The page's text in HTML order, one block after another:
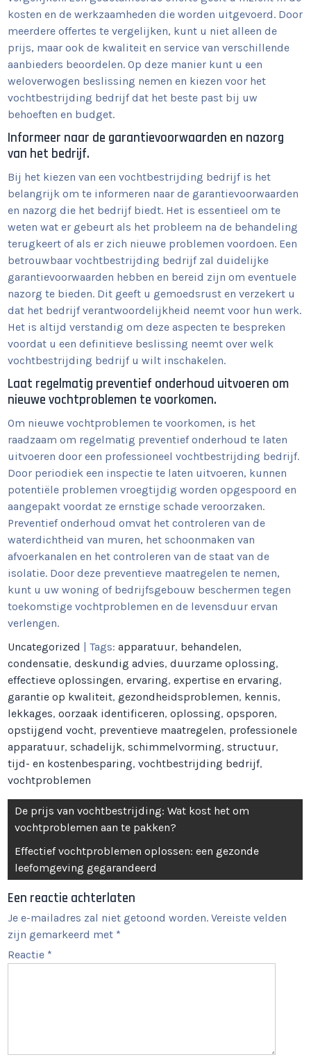
kosten en de werkzaamheden die worden uitgevoerd. Door
meerdere offertes te vergelijken, kunt u niet alleen de
prijs, maar ook de kwaliteit en service van verschillende
aanbieders beoordelen. Op deze manier kunt u een
weloverwogen beslissing nemen en kiezen voor het
vochtbestrijding bedrijf dat het beste past bij uw
behoeften en budget.
Informeer naar de garantievoorwaarden en nazorg
van het bedrijf.
Bij het kiezen van een vochtbestrijding bedrijf is het
belangrijk om te informeren naar de garantievoorwaarden
en nazorg die het bedrijf biedt. Het is essentieel om te
weten wat er gebeurt als het probleem na de behandeling
terugkeert of als er zich nieuwe problemen voordoen. Een
betrouwbaar vochtbestrijding bedrijf zal duidelijke
garantievoorwaarden hebben en bereid zijn om eventuele
nazorg te bieden. Dit geeft u gemoedsrust en verzekert u
dat het bedrijf verantwoordelijkheid neemt voor hun werk.
Het is altijd verstandig om deze aspecten te bespreken
voordat u een definitieve beslissing neemt over welk
vochtbestrijding bedrijf u wilt inschakelen.
Laat regelmatig preventief onderhoud uitvoeren om
nieuwe vochtproblemen te voorkomen.
Om nieuwe vochtproblemen te voorkomen, is het
raadzaam om regelmatig preventief onderhoud te laten
uitvoeren door een professioneel vochtbestrijding bedrijf.
Door periodiek een inspectie te laten uitvoeren, kunnen
potentiële problemen vroegtijdig worden opgespoord en
aangepakt voordat ze ernstige schade veroorzaken.
Preventief onderhoud omvat het controleren van de
waterdichtheid van muren, het schoonmaken van
afvoerkanalen en het controleren van de staat van de
isolatie. Door deze preventieve maatregelen te nemen,
kunt u uw woning of bedrijfsgebouw beschermen tegen
toekomstige vochtproblemen en de levensduur ervan
verlengen.
Uncategorized | Tags:apparatuur, behandelen,
condensatie,deskundig advies,duurzame oplossing,
effectieve oplossingen,ervaring,expertise en ervaring,
garantie op kwaliteit,gezondheidsproblemen, kennis,
lekkages,oorzaak identificeren,oplossing,opsporen,
opstijgend vocht, preventieve maatregelen, professionele
apparatuur,schadelijk,schimmelvorming,structuur,
tijd- en kostenbesparing,vochtbestrijding bedrijf,
vochtproblemen
Berichtnavigatie
De prijs van vochtbestrijding: Wat kost het om
vochtproblemen aan te pakken?
Effectief vochtproblemen oplossen: een gezonde
leefomgeving gegarandeerd
Een reactie achterlaten
Je e-mailadres zal niet getoond worden. Vereiste velden
zijn gemarkeerd met *
Reactie *